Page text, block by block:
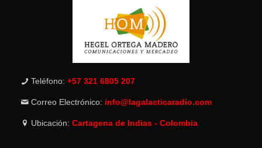
Teléfono: +57 321 6805 207
Correo Electrónico: info@lagalacticaradio.com
Ubicación: Cartagena de Indias - Colombia